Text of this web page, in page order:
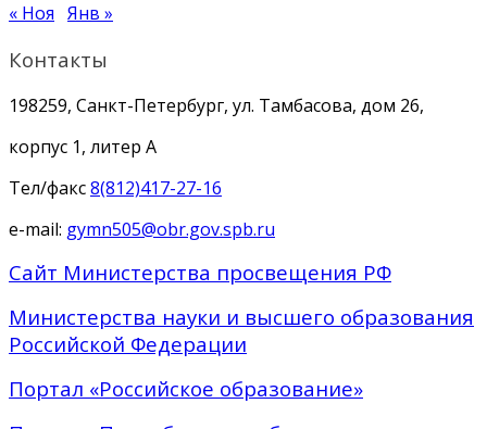
« Ноя Янв »
Контакты
198259, Санкт-Петербург, ул. Тамбасова, дом 26,
корпус 1, литер А
Тел/факс8(812)417-27-16
e-mail: gymn505@obr.gov.spb.ru
Сайт Министерства просвещения РФ
Министерства науки и высшего образования
Российской Федерации
Портал «Российское образование»